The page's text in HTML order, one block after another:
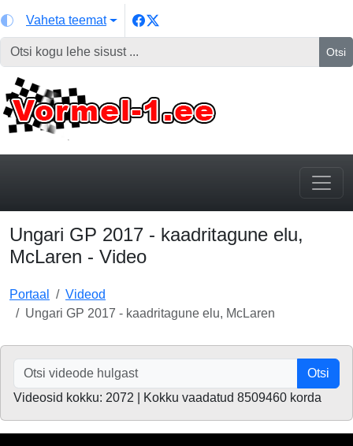
Vaheta teemat
Otsi
Ungari GP 2017 - kaadritagune elu,
McLaren - Video
Portaal
Videod
Ungari GP 2017 - kaadritagune elu, McLaren
Otsi
Videosid kokku: 2072 | Kokku vaadatud 8509460 korda